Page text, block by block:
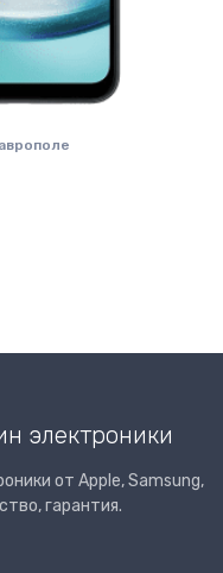
электроники
от Apple, Samsung,
гарантия.